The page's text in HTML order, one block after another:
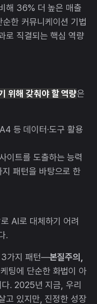
해 36% 더 높은 매출
한 커뮤니케이션 기법
로 직결되는 핵심 역량
위해 갖춰야 할 역량은
등 데이터·도구 활용
이트를 도출하는 능력
패턴을 바탕으로 한
AI로 대체하기 어려
.
3가지 패턴—본질주의,
팅에 단순한 화법이 아
다. 2025년 지금, 우리
고 있지만, 진정한 성장